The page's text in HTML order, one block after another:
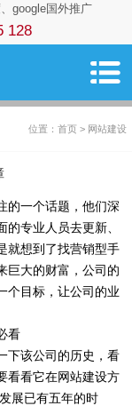
google国外推广
128
位置：首页 > 网站建设
的一个话题，他们深
专业人员去更新、
就想到了找营销型手
巨大的财富，公司的
个目标，让公司的业
看
下该公司的历史，看
看看它在网站建设方
展已有五年的时